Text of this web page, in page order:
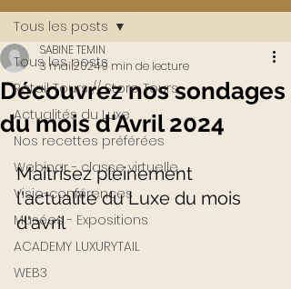
Tous les posts
Retail Tours // Store Tours
Actualités du Luxe
Nos recettes préférées
Webinar - classe virtuelle
Visio-conférences
Musées - Expositions
ACADEMY LUXURYTAIL
WEB3
Tous les posts
Découvrez nos sondages
du mois d'Avril 2024
SABINE TEMIN
3 mai 20249 min de lecture
Maîtrisez pleinement
l'actualité du Luxe du mois
d'avril